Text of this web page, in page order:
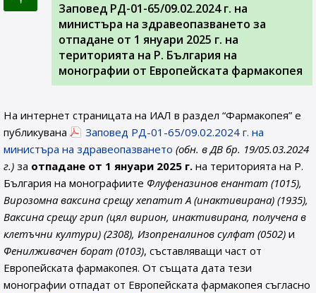
Заповед РД-01-65/09.02.2024 г. на
министъра на здравеопазването за
отпадане от 1 януари 2025 г. на
територията на Р. България на
монографии от Европейската фармакопея
На интернет страницата на ИАЛ в раздел “Фармакопея” е
публикувана
Заповед РД-01-65/09.02.2024 г. на
министъра на здравеопазването (обн. в ДВ бр. 19/05.03.2024
г.) за отпадане от 1 януари 2025 г. на територията на Р.
България на монографиите Флуфеназинов енантат (1015),
Вирозомна ваксина срещу хепатит А (инактивирана) (1935),
Ваксина срещу грип (цял вирион, инактивирана, получена в
клетъчни култури) (2308), Изопреналинов сулфат (0502) и
Фенилживачен борат (0103), съставляващи част от
Европейската фармакопея. От същата дата тези
монографии отпадат от Европейската фармакопея съгласно